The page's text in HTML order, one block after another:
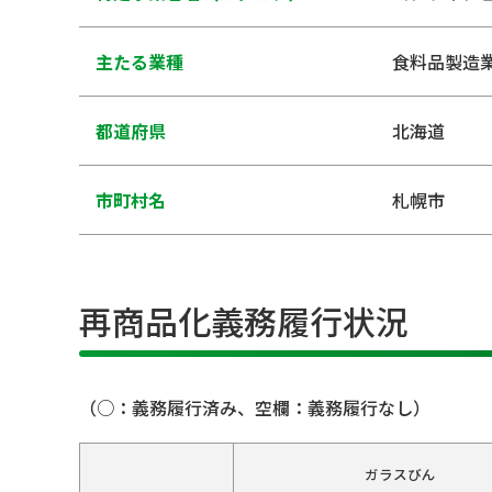
主たる業種 食料品製造
都道府県 北海道
市町村名 札幌市
再商品化義務履行状況
（○：義務履行済み、空欄：義務履行なし）
ガラスびん